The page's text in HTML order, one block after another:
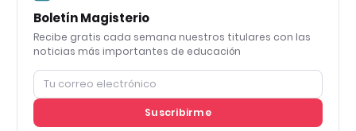
Boletín Magisterio
Recibe gratis cada semana nuestros titulares con las
noticias más importantes de educación
Suscribirme